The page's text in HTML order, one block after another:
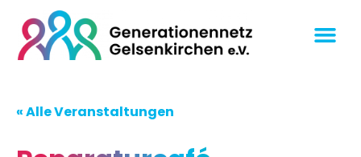
« Alle Veranstaltungen